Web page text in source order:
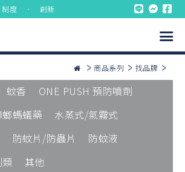
度 ． 創新
商品系列 找品牌
蚊香
ONE PUSH 預防噴劑
螂螞蟻藥
水蒸式/氣霧式
防蚊片/防蟲片
防蚊液
其他